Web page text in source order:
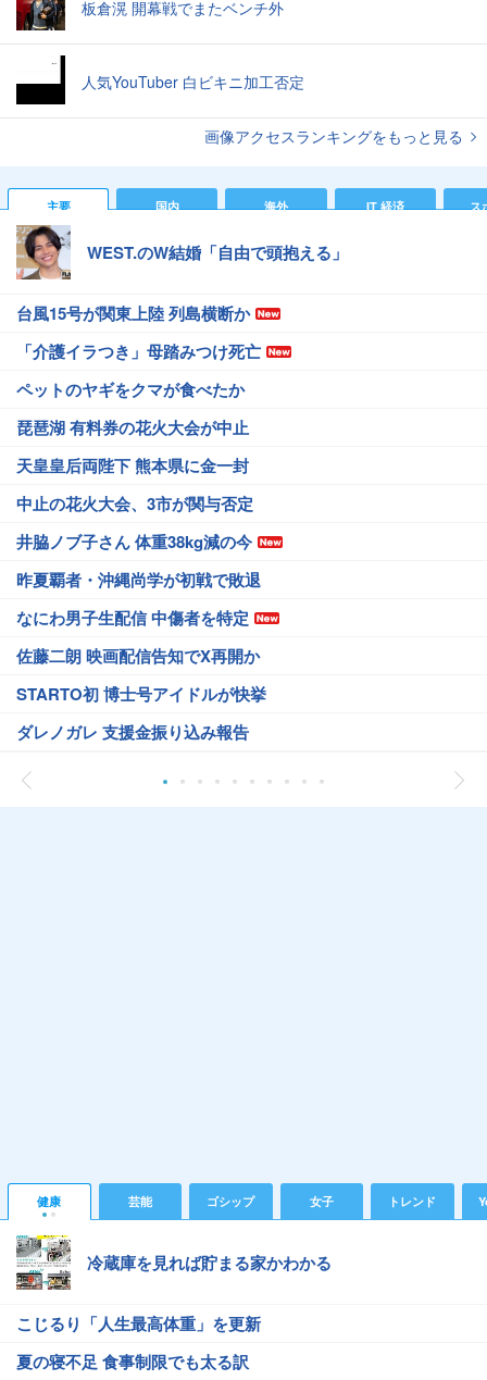
板倉滉 開幕戦でまたベンチ外
人気YouTuber 白ビキニ加工否定
画像アクセスランキングをもっと見る
主要 国内 海外 IT 経済 ス
WEST.のW結婚「自由で頭抱える」
台風15号が関東上陸 列島横断か
「介護イラつき」母踏みつけ死亡
ペットのヤギをクマが食べたか
琵琶湖 有料券の花火大会が中止
天皇皇后両陛下 熊本県に金一封
中止の花火大会、3市が関与否定
井脇ノブ子さん 体重38kg減の今
昨夏覇者・沖縄尚学が初戦で敗退
なにわ男子生配信 中傷者を特定
佐藤二朗 映画配信告知でX再開か
STARTO初 博士号アイドルが快挙
ダレノガレ 支援金振り込み報告
健康 芸能 ゴシップ 女子 トレンド
冷蔵庫を見れば貯まる家かわかる
こじるり「人生最高体重」を更新
夏の寝不足 食事制限でも太る訳